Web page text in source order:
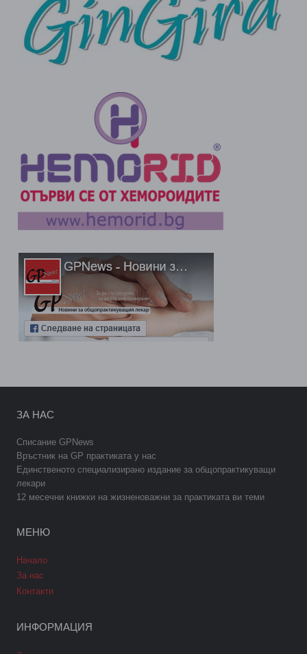
ЗА НАС
Списание GPNews
Връстник на GP практиката у нас
Единственото специализирано издание за общопрактикуващи
лекари
12 месечни книжки на жизненоважни за практиката ви теми
МЕНЮ
Начало
За нас
Контакти
ИНФОРМАЦИЯ